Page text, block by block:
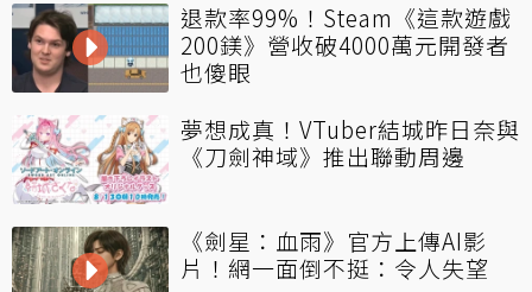
退款率99%！Steam《這款遊戲
200鎂》營收破4000萬元開發者
也傻眼
夢想成真！VTuber結城昨日奈與
《刀劍神域》推出聯動周邊
《劍星：血雨》官方上傳AI影
片！網一面倒不挺：令人失望